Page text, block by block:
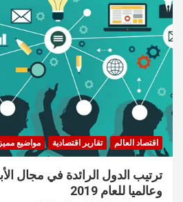
اقتصاد العالم تقارير اقتصادية مواضيع
ترتيب الدول الرائدة في مجال
وعالميا للعام 2019